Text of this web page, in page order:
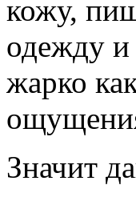
кожу,
одежду
жарко
Значит